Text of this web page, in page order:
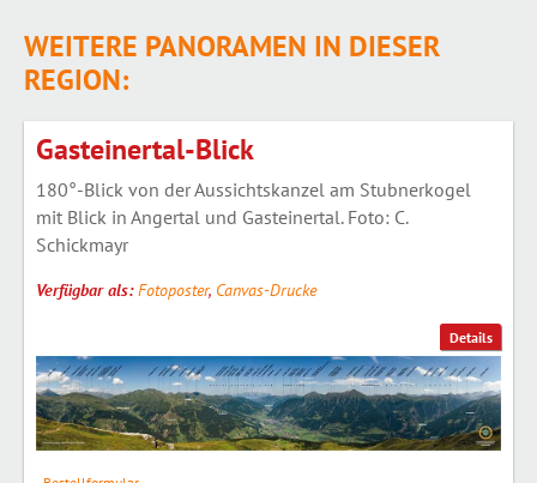
WEITERE PANORAMEN IN DIESER
REGION:
Details
Gasteinertal-Blick
180°-Blick von der Aussichtskanzel am Stubnerkogel
mit Blick in Angertal und Gasteinertal. Foto: C.
Schickmayr
Verfügbar als:Fotoposter, Canvas-Drucke